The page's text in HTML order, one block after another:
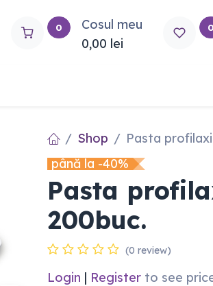
0
Cosul meu
0,00 lei
0
Shop
Pasta
până la -40%
Pasta
200buc.
(0 review)
Login | Register to see